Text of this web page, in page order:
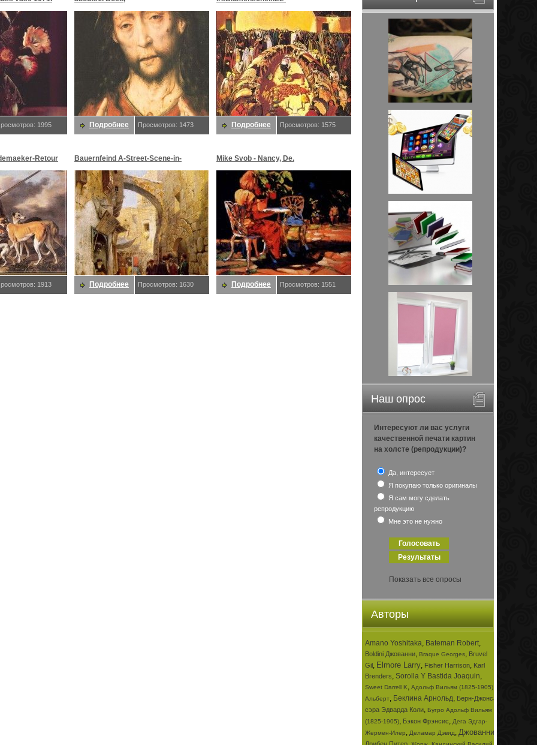
Наш опрос
Интересуют ли вас услуги
качественной печати картин
на холсте (репродукции)?
Да, интересует
Я покупаю только оригиналы
Я сам могу сделать
репродукцию
Мне это не нужно
Показать все опросы
Авторы
Amano Yoshitaka, Bateman Robert,
Boldini Джованни, Braque Georges, Bruvel
Gil, Elmore Larry, Fisher Harrison, Karl
Brenders, Sorolla Y Bastida Joaquin,
Sweet Darrell K, Адольф Вильям (1825-1905)
Альберт, Беклина Арнольд, Берн-Джонса
сэра Эдварда Коли, Бугро Адольф Вильям
(1825-1905), Бэкон Фрэнсис, Дега Эдгар-
Жермен-Илер, Деламар Дэвид, Джованни
1995 Подробнее Просмотров: 1473
MoonMorningstar&EveStar.
Blumenschein,
Подробнее Просмотров: 1575
Retour
1913
Bauernfeind A-Street-Scene-in-
Jerusalem-sj. Bauernfeind,
Подробнее Просмотров: 1630
Mike Svob - Nancy, De.
Подробнее Просмотров: 1551